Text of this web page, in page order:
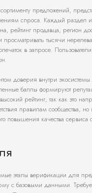
предложений,
спроса. Каждый раздел
рейтинг продавца, регион
тысячи
в запросе.
доверия внутри
баллы формируют
рейтинг, так как это
правилам сообщества,
качества сервиса
этапы верификации для
с базовыми данными.